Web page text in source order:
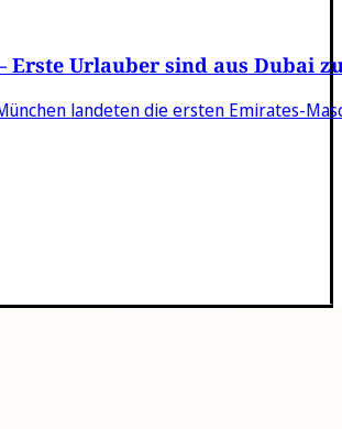
– Erste Urlauber sind aus Dubai
landeten die ersten Emirates-